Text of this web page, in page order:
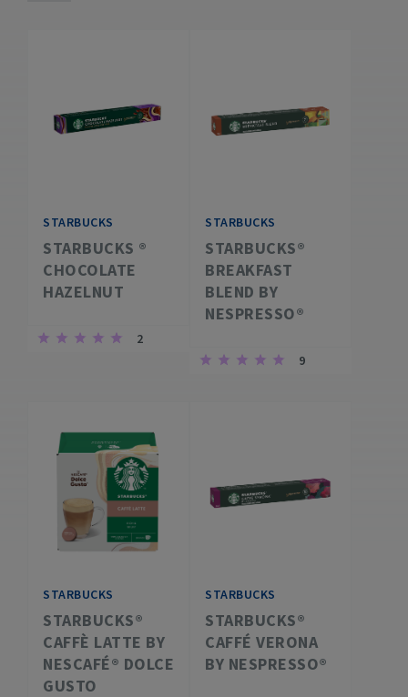
STARBUCKS
STARBUCKS ®
CHOCOLATE
HAZELNUT
2
STARBUCKS
STARBUCKS®
BREAKFAST
BLEND BY
NESPRESSO®
9
STARBUCKS
STARBUCKS®
CAFFÈ LATTE BY
NESCAFÉ® DOLCE
GUSTO
STARBUCKS
STARBUCKS®
CAFFÉ VERONA
BY NESPRESSO®